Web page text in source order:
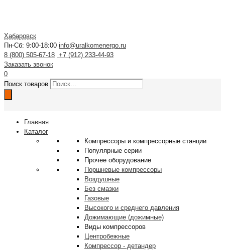
Хабаровск
Пн-Сб: 9:00-18:00 info@uralkomenergo.ru
8 (800) 505-67-18 +7 (912) 233-44-93
Заказать звонок
0
Поиск товаров
Главная
Каталог
Компрессоры и компрессорные станции
Популярные серии
Прочее оборудование
Поршневые компрессоры
Воздушные
Без смазки
Газовые
Высокого и среднего давления
Дожимающие (дожимные)
Виды компрессоров
Центробежные
Компрессор - детандер